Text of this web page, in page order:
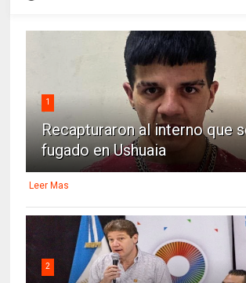
1
Recapturaron al interno que
fugado en Ushuaia
Leer Mas
2